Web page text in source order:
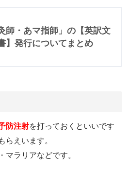
師・あマ指師」の【英訳文
】発行についてまとめ
防注射を打っておくといいです
らえいます。
マラリアなどです。